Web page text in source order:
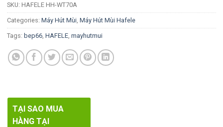
SKU: HAFELE HH-WT70A
Categories: Máy Hút Mùi Máy Hút Mùi Hafele
Tags: bep66 HAFELE mayhutmui
TẠI SAO MUA
HÀNG TẠI